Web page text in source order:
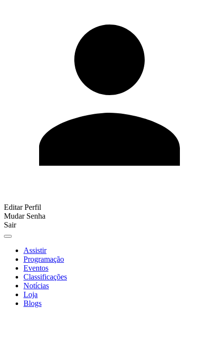
Editar Perfil
Mudar Senha
Sair
Assistir
Programação
Eventos
Classificações
Notícias
Loja
Blogs